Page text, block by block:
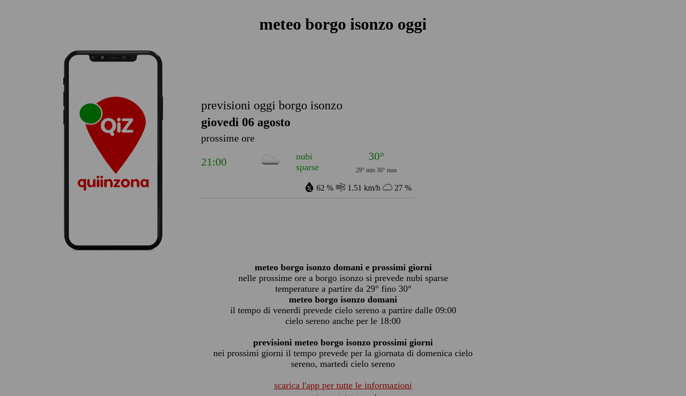
meteo borgo isonzo oggi
previsioni oggi borgo isonzo
giovedi 06 agosto
prossime ore
21:00
nubi
sparse
30°
29° min 30° max
62 % 1.51 km/h 27 %
meteo borgo isonzo domani e prossimi giorni
nelle prossime ore a borgo isonzo si prevede nubi sparse
temperature a partire da 29° fino 30°
meteo borgo isonzo domani
il tempo di venerdi prevede cielo sereno a partire dalle 09:00
cielo sereno anche per le 18:00
previsioni meteo borgo isonzo prossimi giorni
nei prossimi giorni il tempo prevede per la giornata di domenica cielo
sereno, martedi cielo sereno
scarica l'app per tutte le informazioni